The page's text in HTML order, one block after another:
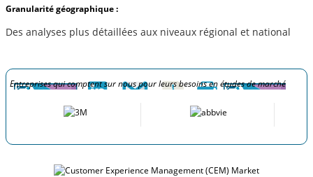
Granularité géographique :
Des analyses plus détaillées aux niveaux régional et national
Entreprises qui comptent sur nous pour leurs besoins en études de marché